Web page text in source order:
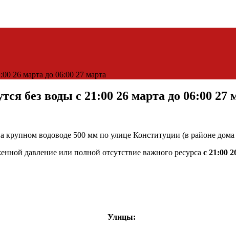
26 марта до 06:00 27 марта
без воды с 21:00 26 марта до 06:00 27
крупном водоводе 500 мм по улице Конституции (в районе
давление или полной отсутствие важного ресурса с 21:00
Улицы: